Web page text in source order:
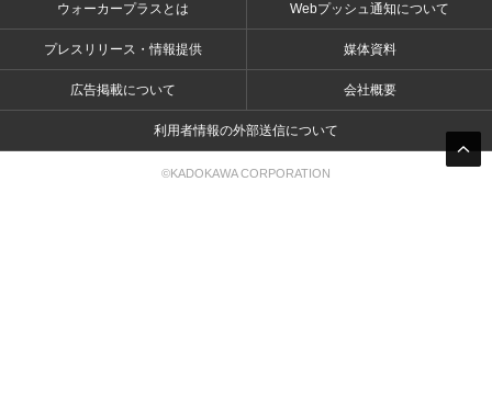
ウォーカープラスとは Webプッシュ通知について
プレスリリース・情報提供 媒体資料
広告掲載について 会社概要
利用者情報の外部送信について
©KADOKAWA CORPORATION